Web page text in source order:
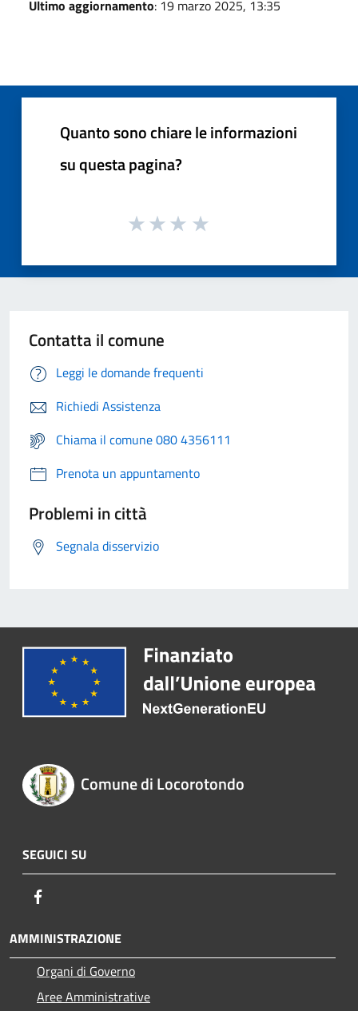
Ultimo aggiornamento: 19 marzo 2025, 13:35
Quanto sono chiare le informazioni
su questa pagina?
Contatta il comune
Leggi le domande frequenti
Richiedi Assistenza
Chiama il comune 080 4356111
Prenota un appuntamento
Problemi in città
Segnala disservizio
Comune di Locorotondo
SEGUICI SU
AMMINISTRAZIONE
Organi di Governo
Aree Amministrative